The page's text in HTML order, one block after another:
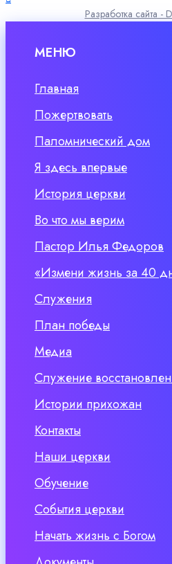
Разработка сайта -
МЕНЮ
Главная
Пожертвовать
Паломнический дом
Я здесь впервые
История церкви
Во что мы верим
Пастор Илья Федоров
«Измени жизнь за 40
Служения
План победы
Медиа
Служение
Истории прихожан
Контакты
Наши церкви
Обучение
События церкви
Начать жизнь с Богом